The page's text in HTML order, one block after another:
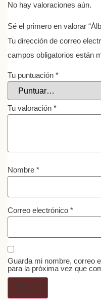
No hay valoraciones aún.
Sé el primero en valorar
Tu dirección de correo
campos obligatorios están
Tu puntuación *
Tu valoración *
Nombre *
Correo electrónico *
Guarda mi nombre, correo
para la próxima vez que